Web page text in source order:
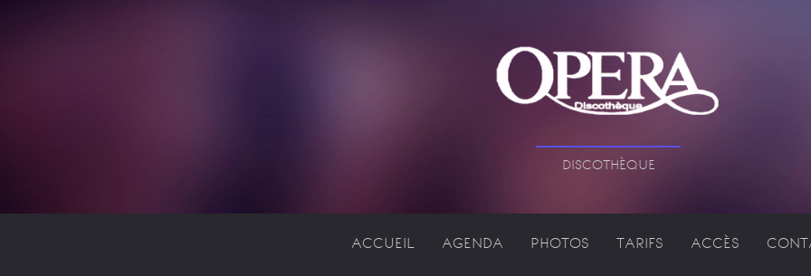
DISCOTHÈQUE
ACCUEIL AGENDA PHOTOS TARIFS ACCÈS